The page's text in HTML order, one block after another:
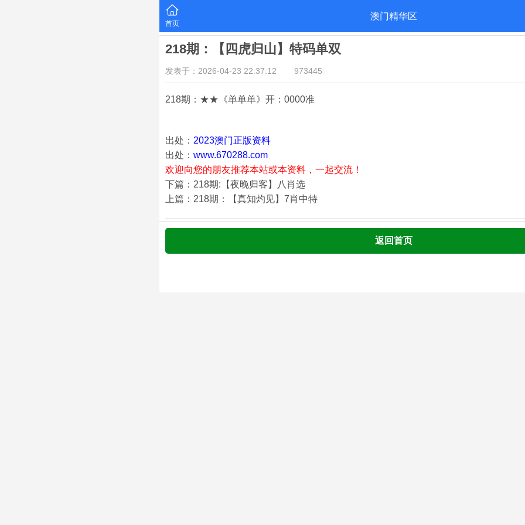
首页
澳门精华区
218期：【四虎归山】特码单双
发表于：2026-04-23 22:37:12 973445
218期：★★《单单单》开：0000准
出处： 2023澳门正版资料
出处： www.670288.com
欢迎向您的朋友推荐本站或本资料，一起交流！
下篇：218期:【夜晚归客】八肖选
上篇：218期：【真知灼见】7肖中特
返回首页